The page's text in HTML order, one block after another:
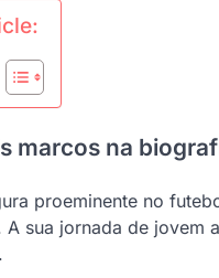
marcos na
proeminente no
sua jornada de jovem